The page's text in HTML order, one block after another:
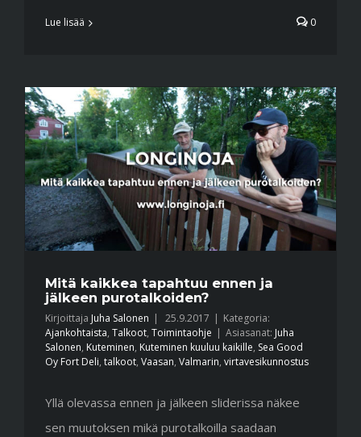
Lue lisää 0
Mitä kaikkea tapahtuu ennen ja
jälkeen purotalkoiden?
Kirjoittaja Juha Salonen | 25.9.2017 | Kategoria:
Ajankohtaista, Talkoot, Toimintaohje | Asiasanat: Juha
Salonen, Kuteminen, Kuteminen kuuluu kaikille, Sea Good
Oy Fort Deli, talkoot, Vaasan, Valmarin, virtavesikunnostus
Yllä olevassa ennen ja jälkeen sliderissa näkee
sen muutoksen mikä purotalkoilla saadaan